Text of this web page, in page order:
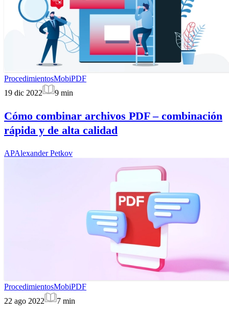
ProcedimientosMobiPDF
19 dic 2022
9 min
Cómo combinar archivos PDF – combinación
rápida y de alta calidad
APAlexander Petkov
ProcedimientosMobiPDF
22 ago 2022
7 min